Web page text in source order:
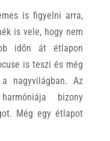
is figyelni arra,
is vele, hogy nem
időn át étlapon
is teszi és még
nagyvilágban. Az
bizony
Még egy étlapot